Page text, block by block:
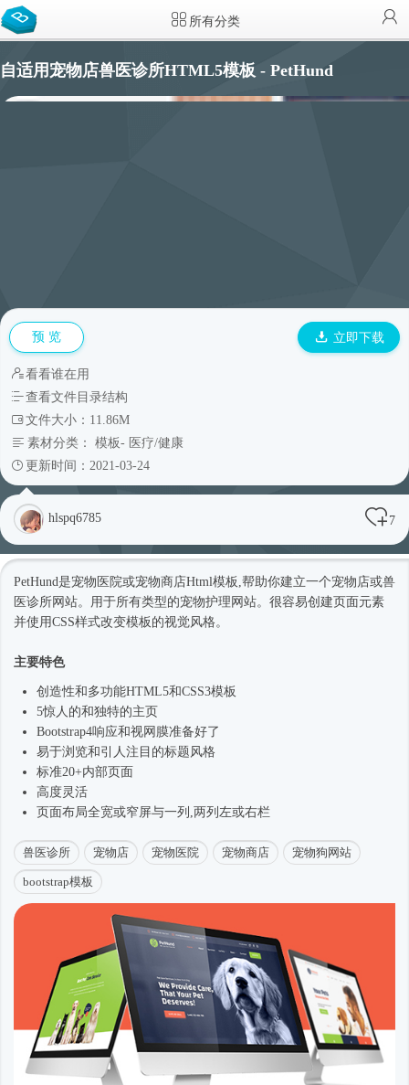
所有分类
自适用宠物店兽医诊所HTML5模板 - PetHund
预 览 立即下载
看看谁在用
查看文件目录结构
文件大小：11.86M
素材分类： 模板- 医疗/健康
更新时间：2021-03-24
hlspq6785 7
PetHund是宠物医院或宠物商店Html模板 ,帮助你建立一个宠物店或兽
医诊所网站。用于所有类型的宠物护理网站。很容易创建页面元素
并使用CSS样式改变模板的视觉风格。
主要特色
创造性和多功能HTML5和CSS3模板
5惊人的和独特的主页
Bootstrap4响应和视网膜准备好了
易于浏览和引人注目的标题风格
标准20+内部页面
高度灵活
页面布局全宽或窄屏与一列,两列左或右栏
兽医诊所 宠物店 宠物医院 宠物商店 宠物狗网站
bootstrap模板